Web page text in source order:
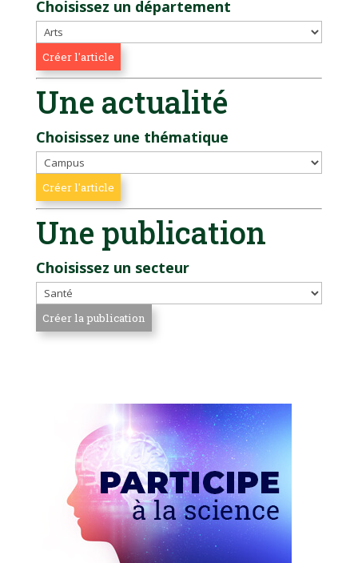
Choisissez un département
Une actualité
Choisissez une thématique
Une publication
Choisissez un secteur